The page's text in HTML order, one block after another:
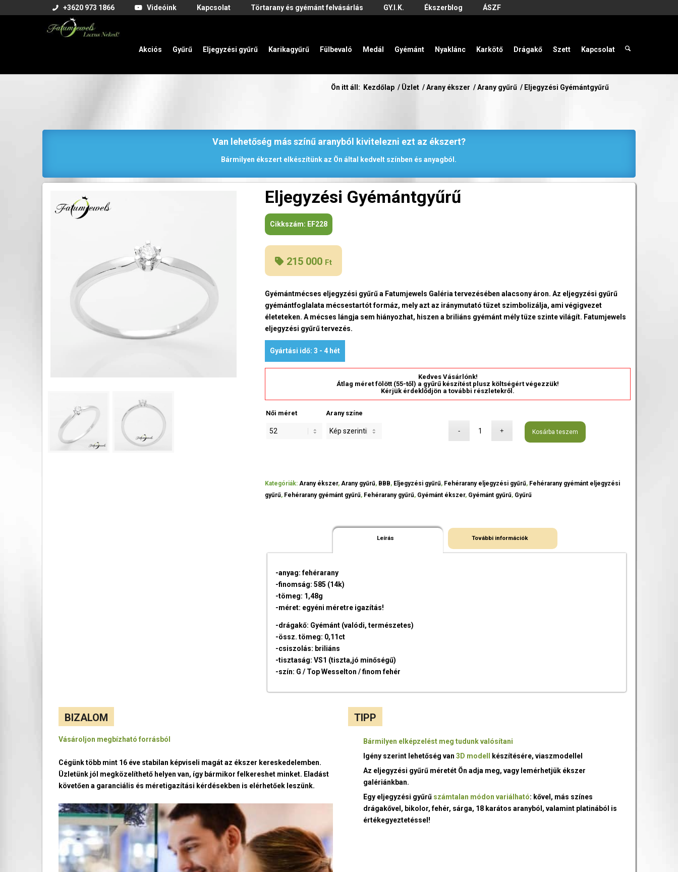
+3620 973 1866 Videóink Kapcsolat Törtarany és gyémánt felvásárlás GY.I.K. Ékszerblog ÁSZF
Akciós Gyűrű Eljegyzési gyűrű Karikagyűrű Fülbevaló Medál Gyémánt Nyaklánc Karkötő Drágakő Szett Kapcsolat
Ön itt áll: Kezdőlap / Üzlet / Arany ékszer / Arany gyűrű / Eljegyzési Gyémántgyűrű
Van lehetőség más színű aranyból kivitelezni ezt az ékszert?
Bármilyen ékszert elkészítünk az Ön által kedvelt színben és anyagból.
Eljegyzési Gyémántgyűrű
Cikkszám: EF228
215 000 Ft
Gyémántmécses eljegyzési gyűrű a Fatumjewels Galéria tervezésében alacsony áron. Az eljegyzési gyűrű
gyémántfoglalata mécsestartót formáz, mely azt az iránymutató tüzet szimbolizálja, ami végigvezet
életeteken. A mécses lángja sem hiányozhat, hiszen a briliáns gyémánt mély tüze szinte világít. Fatumjewels
eljegyzési gyűrű tervezés.
Gyártási idő: 3 - 4 hét
Kedves Vásárlónk!
Átlag méret fölött (55-től) a gyűrű készítést plusz költségért végezzük!
Kérjük érdeklődjön a további részletekről.
Női méret Arany színe
Kosárba teszem
Kategóriák:Arany ékszer,Arany gyűrű, BBB, Eljegyzési gyűrű, Fehérarany eljegyzési gyűrű, Fehérarany gyémánt eljegyzési
gyűrű, Fehérarany gyémánt gyűrű, Fehérarany gyűrű, Gyémánt ékszer, Gyémánt gyűrű, Gyűrű
Leírás További információk
-anyag: fehérarany
-finomság: 585 (14k)
-tömeg: 1,48g
-méret: egyéni méretre igazítás!
-drágakő: Gyémánt (valódi, természetes)
-össz. tömeg: 0,11ct
-csiszolás: briliáns
-tisztaság: VS1 (tiszta,jó minőségű)
-szín: G / Top Wesselton / finom fehér
BIZALOM
Vásároljon megbízható forrásból
Cégünk több mint 16 éve stabilan képviseli magát az ékszer kereskedelemben.
Üzletünk jól megközelíthető helyen van, így bármikor felkereshet minket. Eladást
követően a garanciális és méretigazítási kérdésekben is elérhetőek leszünk.
TIPP
Bármilyen elképzelést meg tudunk valósítani
Igény szerint lehetőség van3D modell
készítésére, viaszmodellel
Az eljegyzési gyűrű méretét Ön adja meg, vagy lemérhetjük ékszer
galériánkban.
Egy eljegyzési gyűrű számtalan módon variálható: kővel, más színes
drágakővel, bikolor, fehér, sárga, 18 karátos aranyból, valamint platinából is
értékegyeztetéssel!